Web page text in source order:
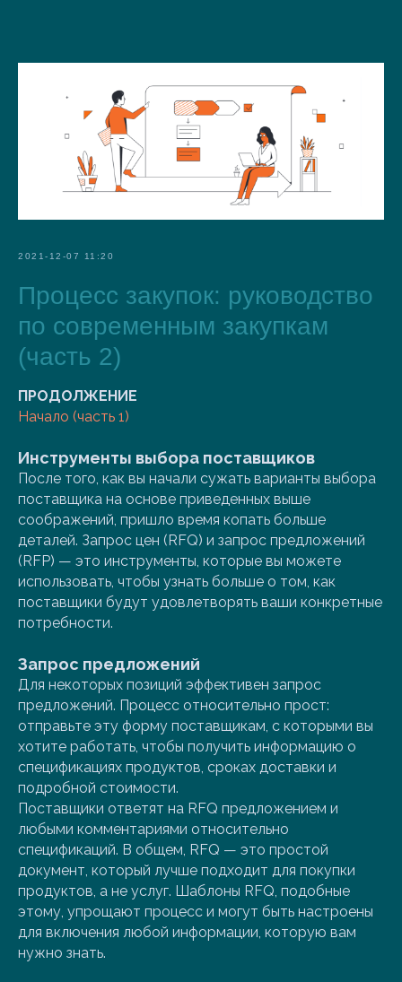
2021-12-07 11:20
Процесс закупок: руководство
по современным закупкам
(часть 2)
ПРОДОЛЖЕНИЕ
Начало (часть 1)
Инструменты выбора поставщиков
После того, как вы начали сужать варианты выбора
поставщика на основе приведенных выше
соображений, пришло время копать больше
деталей. Запрос цен (RFQ) и запрос предложений
(RFP) — это инструменты, которые вы можете
использовать, чтобы узнать больше о том, как
поставщики будут удовлетворять ваши конкретные
потребности.
Запрос предложений
Для некоторых позиций эффективен запрос
предложений. Процесс относительно прост:
отправьте эту форму поставщикам, с которыми вы
хотите работать, чтобы получить информацию о
спецификациях продуктов, сроках доставки и
подробной стоимости.
Поставщики ответят на RFQ предложением и
любыми комментариями относительно
спецификаций. В общем, RFQ — это простой
документ, который лучше подходит для покупки
продуктов, а не услуг. Шаблоны RFQ, подобные
этому, упрощают процесс и могут быть настроены
для включения любой информации, которую вам
нужно знать.